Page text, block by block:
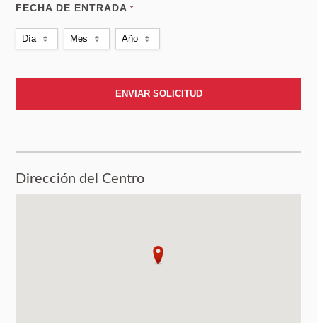
FECHA DE ENTRADA *
Día Mes Año
Dirección del Centro